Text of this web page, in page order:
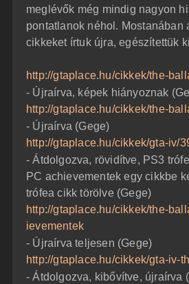
s
z
ó
l
meglévők még mindig nagyon
pontatlanok néhol. Mostanában
cikkeket írtuk újra, egészítettük
http://gtaplace.hu/cikkek/the-
- Újraírva, képek hiányoznak
http://gtaplace.hu/cikkek/the-
- Újraírva (Gege)
http://gtaplace.hu/cikkek/gta-iv/
- Átdolgozva, rövidítve, PS3
PC achievementek egy cikkbe
trófea cikk törölve (Gege)
http://gtaplace.hu/cikkek/the-
ievementek
- Újraírva teljesen (Gege)
http://gtaplace.hu/cikkek/gta-iv-
- Átdolgozva, kibővítve, újraírva